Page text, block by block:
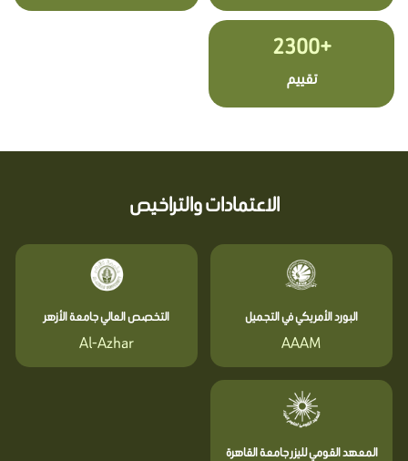
+2300
تقييم
الاعتمادات والتراخيص
البورد الأمريكي في التجميل
AAAM
التخصص العالي جامعة الأزهر
Al-Azhar
المعهد القومي لليزر جامعة القاهرة